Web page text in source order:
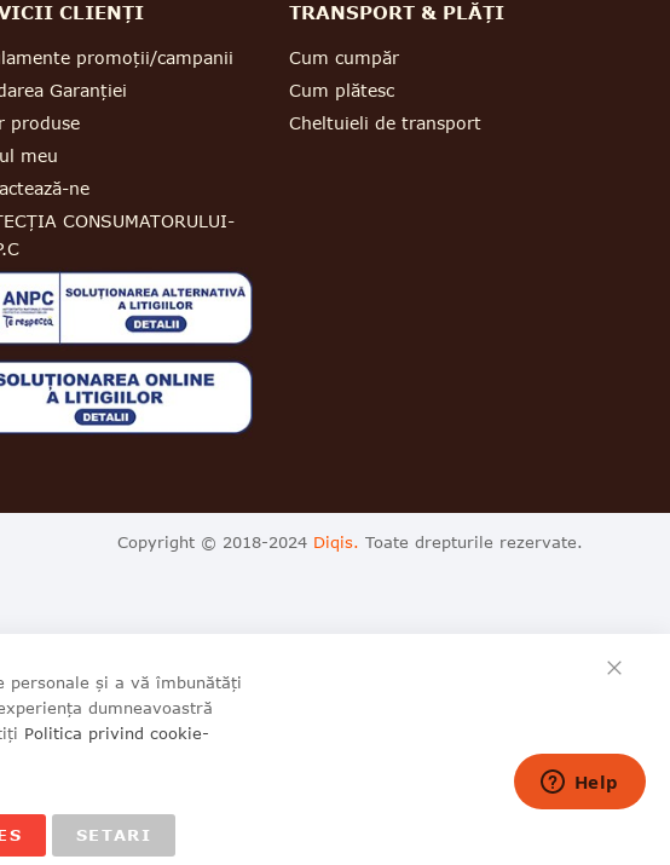
CLIENȚI
promoții/campanii
Garanției
produse
meu
ne
CONSUMATORULUI-
TRANSPORT & PLĂȚI
Cum cumpăr
Cum plătesc
Cheltuieli de transport
Copyright © 2018-2024 Diqis. Toate drepturile rezervate.
personale și a vă îmbunătăți
dumneavoastră
Politica privind cookie-
SETARI